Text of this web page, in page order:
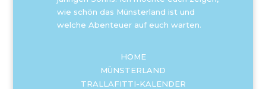
wie schön das Münsterland ist und
welche Abenteuer auf euch warten.
HOME
MÜNSTERLAND
TRALLAFITTI-KALENDER